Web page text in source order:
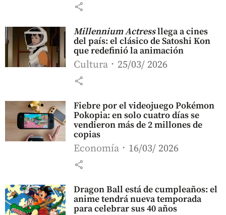
share
Millennium Actressllega a cines
del país: el clásico de Satoshi Kon
que redefinió la animación
Cultura 25/03/ 2026
share
Fiebre por el videojuego Pokémon
Pokopia: en solo cuatro días se
vendieron más de 2 millones de
copias
Economía 16/03/ 2026
share
Dragon Ball está de cumpleaños: el
anime tendrá nueva temporada
para celebrar sus 40 años